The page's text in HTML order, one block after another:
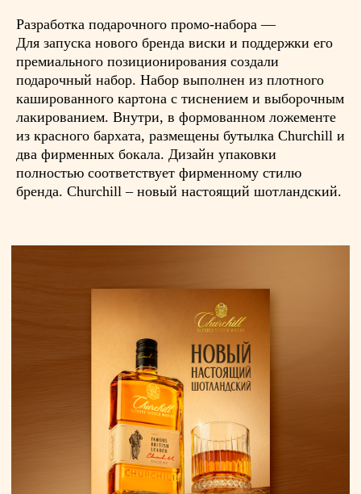
Разработка подарочного промо-набора —
Для запуска нового бренда виски и поддержки его
премиального позиционирования создали
подарочный набор. Набор выполнен из плотного
кашированного картона с тиснением и выборочным
лакированием. Внутри, в формованном ложементе
из красного бархата, размещены бутылка Churchill и
два фирменных бокала. Дизайн упаковки
полностью соответствует фирменному стилю
бренда. Churchill – новый настоящий шотландский.